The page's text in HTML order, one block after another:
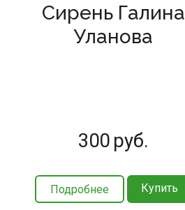
Сирень Галина
Уланова
300 руб.
Подробнее Купить